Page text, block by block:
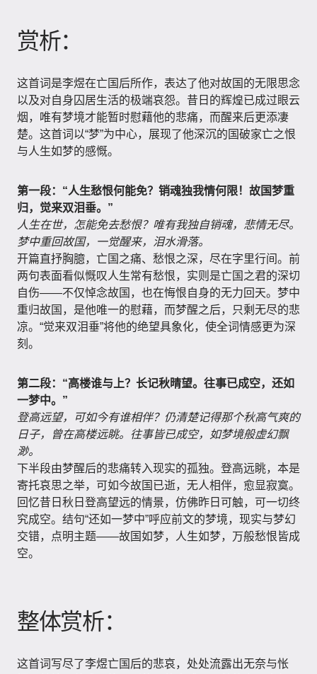
赏析：
这首词是李煜在亡国后所作，表达了他对故国的无限思念
以及对自身囚居生活的极端哀怨。昔日的辉煌已成过眼云
烟，唯有梦境才能暂时慰藉他的悲痛，而醒来后更添凄
楚。这首词以“梦”为中心，展现了他深沉的国破家亡之恨
与人生如梦的感慨。
第一段：“人生愁恨何能免？销魂独我情何限！故国梦重
归，觉来双泪垂。”
人生在世，怎能免去愁恨？唯有我独自销魂，悲情无尽。
梦中重回故国，一觉醒来，泪水滑落。
开篇直抒胸臆，亡国之痛、愁恨之深，尽在字里行间。前
两句表面看似慨叹人生常有愁恨，实则是亡国之君的深切
自伤——不仅悼念故国，也在悔恨自身的无力回天。梦中
重归故国，是他唯一的慰藉，而梦醒之后，只剩无尽的悲
凉。“觉来双泪垂”将他的绝望具象化，使全词情感更为深
刻。
第二段：“高楼谁与上？长记秋晴望。往事已成空，还如
一梦中。”
登高远望，可如今有谁相伴？仍清楚记得那个秋高气爽的
日子，曾在高楼远眺。往事皆已成空，如梦境般虚幻飘
渺。
下半段由梦醒后的悲痛转入现实的孤独。登高远眺，本是
寄托哀思之举，可如今故国已逝，无人相伴，愈显寂寞。
回忆昔日秋日登高望远的情景，仿佛昨日可触，可一切终
究成空。结句“还如一梦中”呼应前文的梦境，现实与梦幻
交错，点明主题——故国如梦，人生如梦，万般愁恨皆成
空。
整体赏析：
这首词写尽了李煜亡国后的悲哀，处处流露出无奈与怅